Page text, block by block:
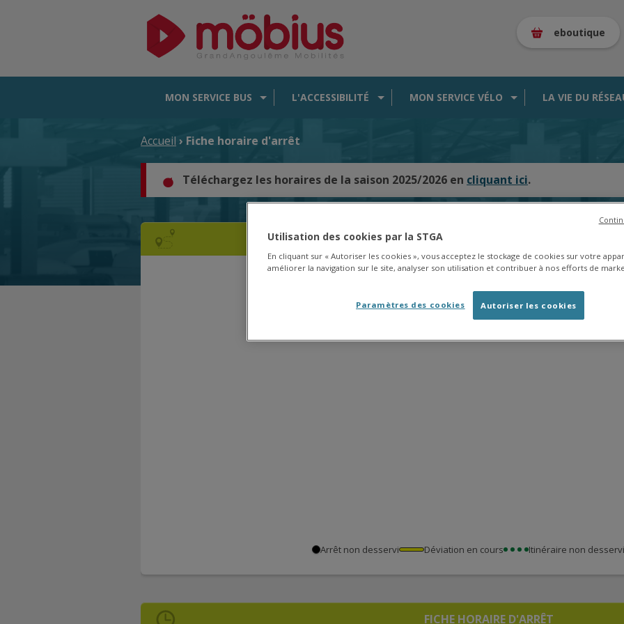
eboutique
MON SERVICE BUS L'ACCESSIBILITÉ MON SERVICE VÉLO LA VIE DU
Accueil › Fiche horaire d'arrêt
Téléchargez les horaires de la saison 2025/2026 en cliquant ici.
CARTE DES BUS EN TEMPS RÉEL
Arrêt non desservi Déviation en cours Itinéraire non desservi
FICHE HORAIRE D'ARRÊT
Utilisation des cookies par la STGA
En cliquant sur « Autoriser les cookies », vous acceptez le stockage de cookies sur votre
améliorer la navigation sur le site, analyser son utilisation et contribuer à nos efforts de
Autoriser les cookies
Paramètres des cookies